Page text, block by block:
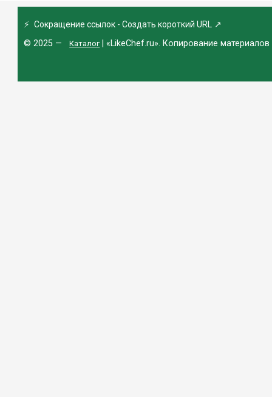
⚡ Сокращение ссылок - Создать короткий URL ↗
© 2025 —
Каталог| «LikeChef.ru». Копирование